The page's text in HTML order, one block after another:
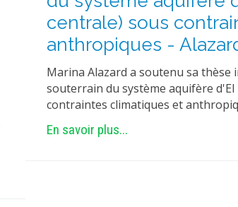
centrale) sous
anthropiques -
Marina Alazard a soutenu sa thèse
souterrain du système aquifère
contraintes climatiques et
En savoir plus...